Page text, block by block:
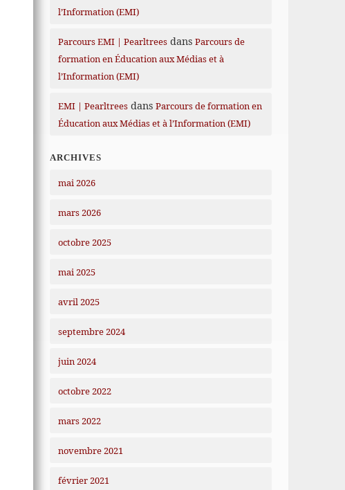
l’Information (EMI)
Parcours EMI | Pearltrees dansParcours de
formation en Éducation aux Médias et à
l’Information (EMI)
EMI | Pearltrees dansParcours de formation en
Éducation aux Médias et à l’Information (EMI)
ARCHIVES
mai 2026
mars 2026
octobre 2025
mai 2025
avril 2025
septembre 2024
juin 2024
octobre 2022
mars 2022
novembre 2021
février 2021